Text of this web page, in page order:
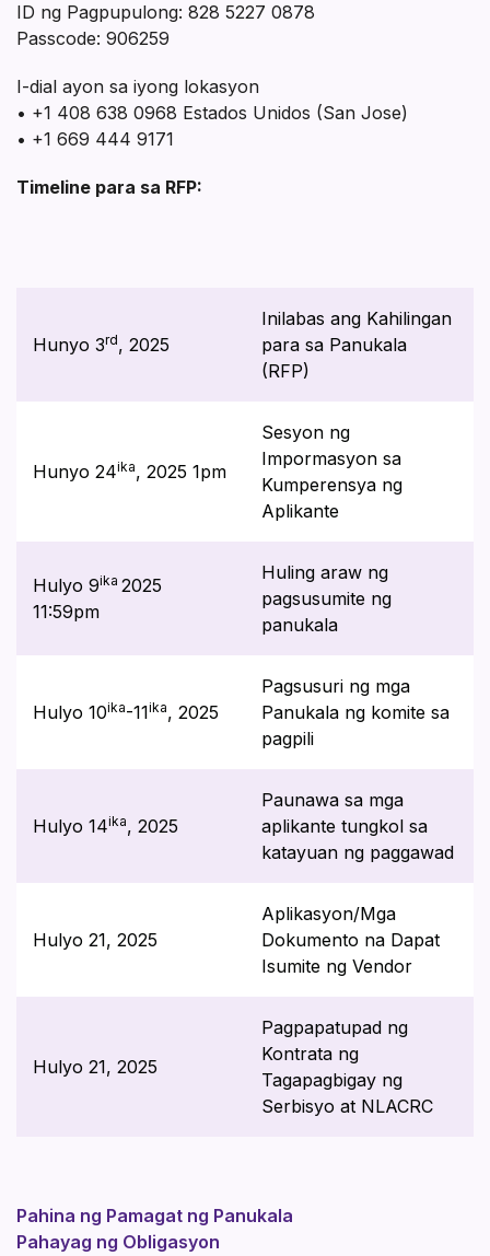
ID ng Pagpupulong: 828 5227 0878
Passcode: 906259
I-dial ayon sa iyong lokasyon
• +1 408 638 0968 Estados Unidos (San Jose)
• +1 669 444 9171
Timeline para sa RFP:
Hunyo 3rd, 2025
Inilabas ang Kahilingan
para sa Panukala
(RFP)
Hunyo 24ika, 2025 1pm
Sesyon ng
Impormasyon sa
Kumperensya ng
Aplikante
Hulyo 9ika 2025
11:59pm
Huling araw ng
pagsusumite ng
panukala
Hulyo 10ika-11ika, 2025
Pagsusuri ng mga
Panukala ng komite sa
pagpili
Hulyo 14ika, 2025
Paunawa sa mga
aplikante tungkol sa
katayuan ng paggawad
Hulyo 21, 2025
Aplikasyon/Mga
Dokumento na Dapat
Isumite ng Vendor
Hulyo 21, 2025
Pagpapatupad ng
Kontrata ng
Tagapagbigay ng
Serbisyo at NLACRC
Pahina ng Pamagat ng Panukala
Pahayag ng Obligasyon